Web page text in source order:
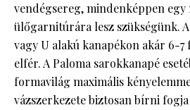
vendégsereg, mindenképpen
ülőgarnitúrára lesz szükségünk.
vagy U alakú kanapékon akár 6-7
elfér. A Paloma sarokkanapé
formavilág maximális
vázszerkezete biztosan bírni